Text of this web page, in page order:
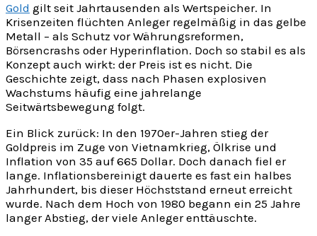
Gold gilt seit Jahrtausenden als Wertspeicher. In
Krisenzeiten flüchten Anleger regelmäßig in das gelbe
Metall – als Schutz vor Währungsreformen,
Börsencrashs oder Hyperinflation. Doch so stabil es als
Konzept auch wirkt: der Preis ist es nicht. Die
Geschichte zeigt, dass nach Phasen explosiven
Wachstums häufig eine jahrelange
Seitwärtsbewegung folgt.
Ein Blick zurück: In den 1970er-Jahren stieg der
Goldpreis im Zuge von Vietnamkrieg, Ölkrise und
Inflation von 35 auf 665 Dollar. Doch danach fiel er
lange. Inflationsbereinigt dauerte es fast ein halbes
Jahrhundert, bis dieser Höchststand erneut erreicht
wurde. Nach dem Hoch von 1980 begann ein 25 Jahre
langer Abstieg, der viele Anleger enttäuschte.